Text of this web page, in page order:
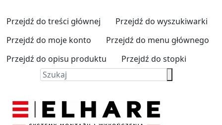
Przejdź do treści głównej
Przejdź do wyszukiwarki
Przejdź do moje konto
Przejdź do menu głównego
Przejdź do opisu produktu
Przejdź do stopki